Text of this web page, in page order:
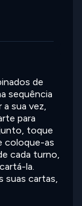
de
sequência
sua vez,
para
toque
coloque-as
cada turno,
la.
suas cartas,